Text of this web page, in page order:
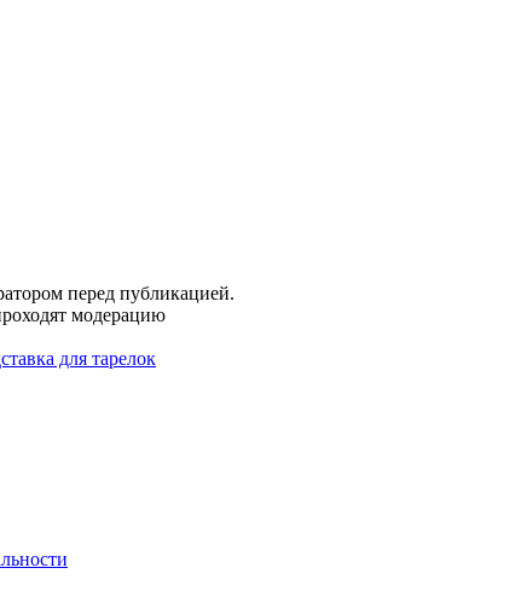
перед публикацией.
модерацию
для тарелок